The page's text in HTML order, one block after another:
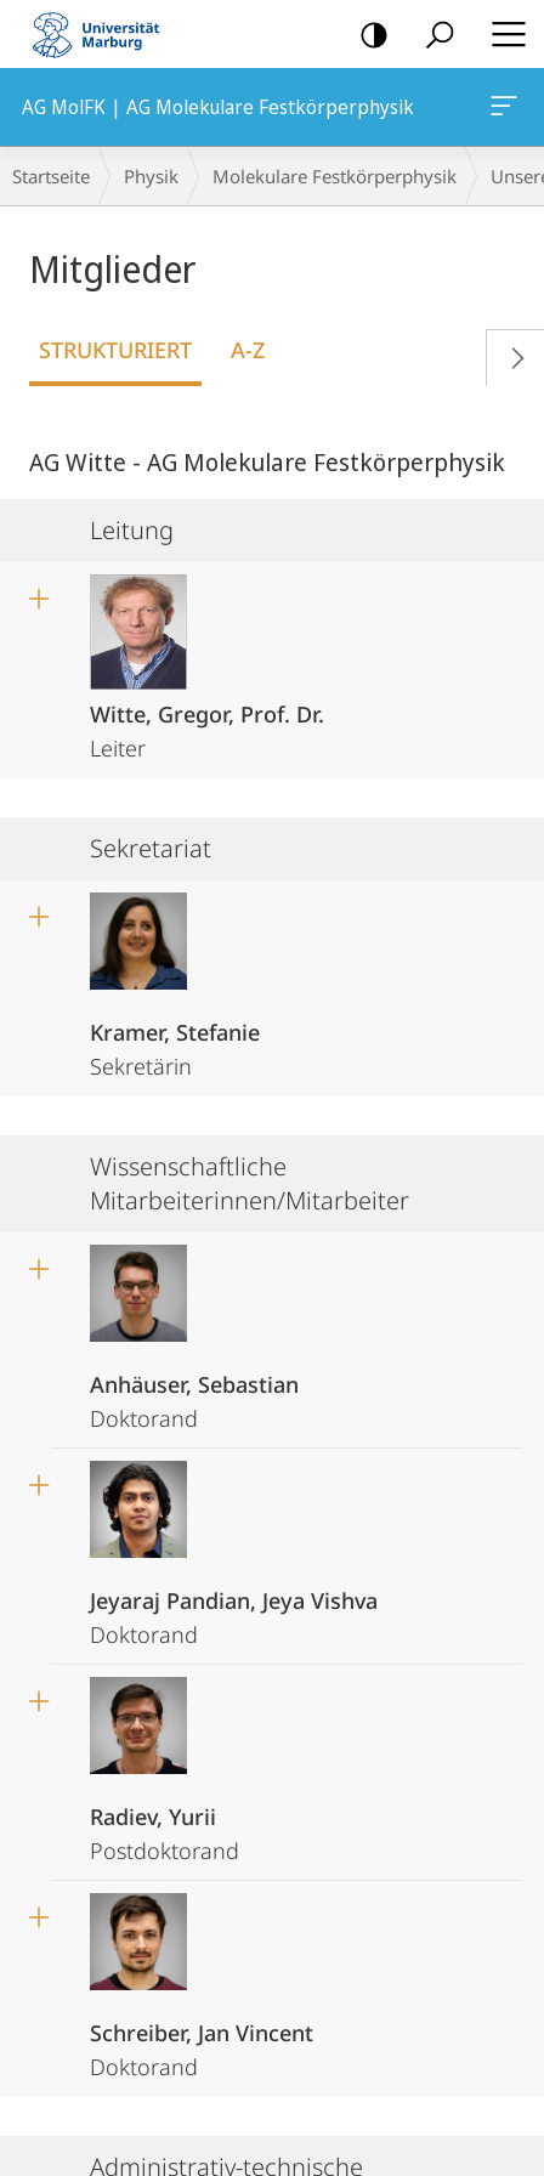
Mobile-
Navigation
AG MolFK | AG Molekulare Festkörperphysik
Breadcrumb-
Navigation
Startseite Physik Molekulare Festkörperphysik
Mitglieder
STRUKTURIERT A-Z
AG Witte - AG Molekulare Festkörperphysik
Leitung
Witte, Gregor, Prof. Dr.
Leiter
Sekretariat
Kramer, Stefanie
Sekretärin
Wissenschaftliche
Mitarbeiterinnen/Mitarbeiter
Anhäuser, Sebastian
Doktorand
Jeyaraj Pandian, Jeya Vishva
Doktorand
Radiev, Yurii
Postdoktorand
Schreiber, Jan Vincent
Doktorand
Administrativ-technische